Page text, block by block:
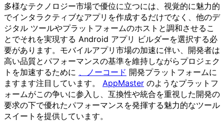
多様なテクノロジー市場で優位に立つには、視覚的に魅力的
でインタラクティブなアプリを作成するだけでなく、他のデ
ジタル ツールやプラットフォームのホストと調和させるこ
とでそれを実現する Android アプリ ビルダーを選択する必
要があります。モバイルアプリ市場の加速に伴い、開発者は
高い品質とパフォーマンスの基準を維持しながらプロジェク
トを加速するために
、ノーコード 開発プラットフォームに
ますます注目しています。 AppMaster のようなプラットフ
ォームがこの争いに参入し、互換性や統合を重視した開発の
要求の下で優れたパフォーマンスを発揮する魅力的なツール
スイートを提供しています。